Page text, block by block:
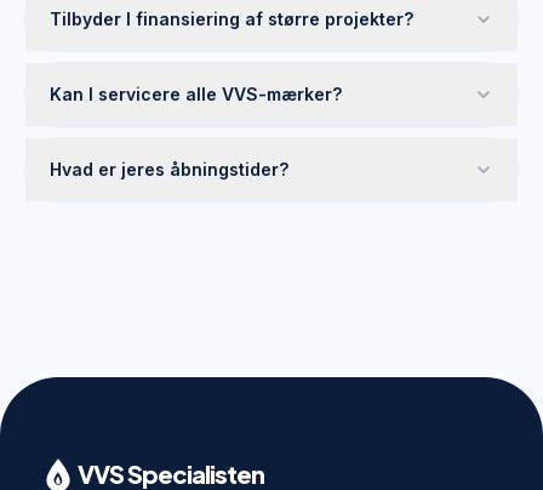
Tilbyder I finansiering af større projekter?
Kan I servicere alle VVS-mærker?
Hvad er jeres åbningstider?
VVS Specialisten